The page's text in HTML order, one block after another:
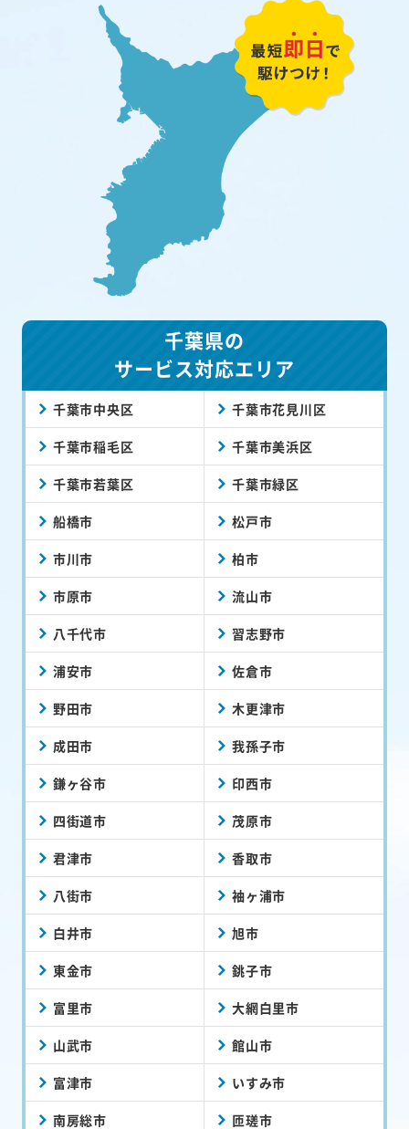
千葉県の
サービス対応エリア
千葉市中央区 千葉市花見川区
千葉市稲毛区 千葉市美浜区
千葉市若葉区 千葉市緑区
船橋市 松戸市
市川市 柏市
市原市 流山市
八千代市 習志野市
浦安市 佐倉市
野田市 木更津市
成田市 我孫子市
鎌ヶ谷市 印西市
四街道市 茂原市
君津市 香取市
八街市 袖ヶ浦市
白井市 旭市
東金市 銚子市
富里市 大網白里市
山武市 館山市
富津市 いすみ市
南房総市 匝瑳市